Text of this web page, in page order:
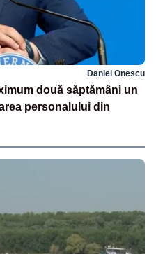
Daniel Onescu
două săptămâni un
personalului din